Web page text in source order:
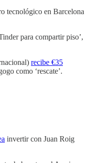
tecnológico en Barcelona
para compartir piso’,
recibe €35
como ‘rescate’.
invertir con Juan Roig